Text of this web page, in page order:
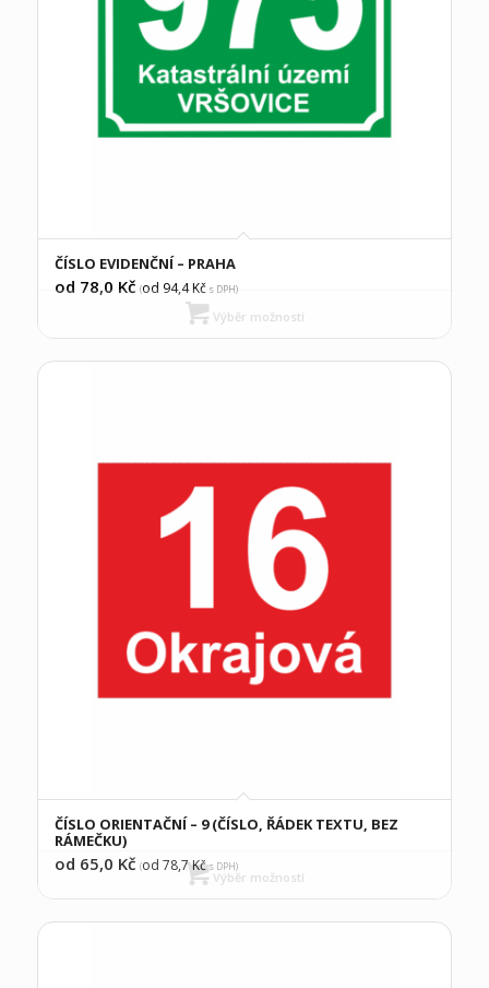
ČÍSLO EVIDENČNÍ – PRAHA
od 78,0 Kč (od 94,4Kčs DPH)
Výběr možností
ČÍSLO ORIENTAČNÍ – 9 (ČÍSLO, ŘÁDEK TEXTU, BEZ
RÁMEČKU)
od 65,0 Kč (od 78,7Kčs DPH)
Výběr možností